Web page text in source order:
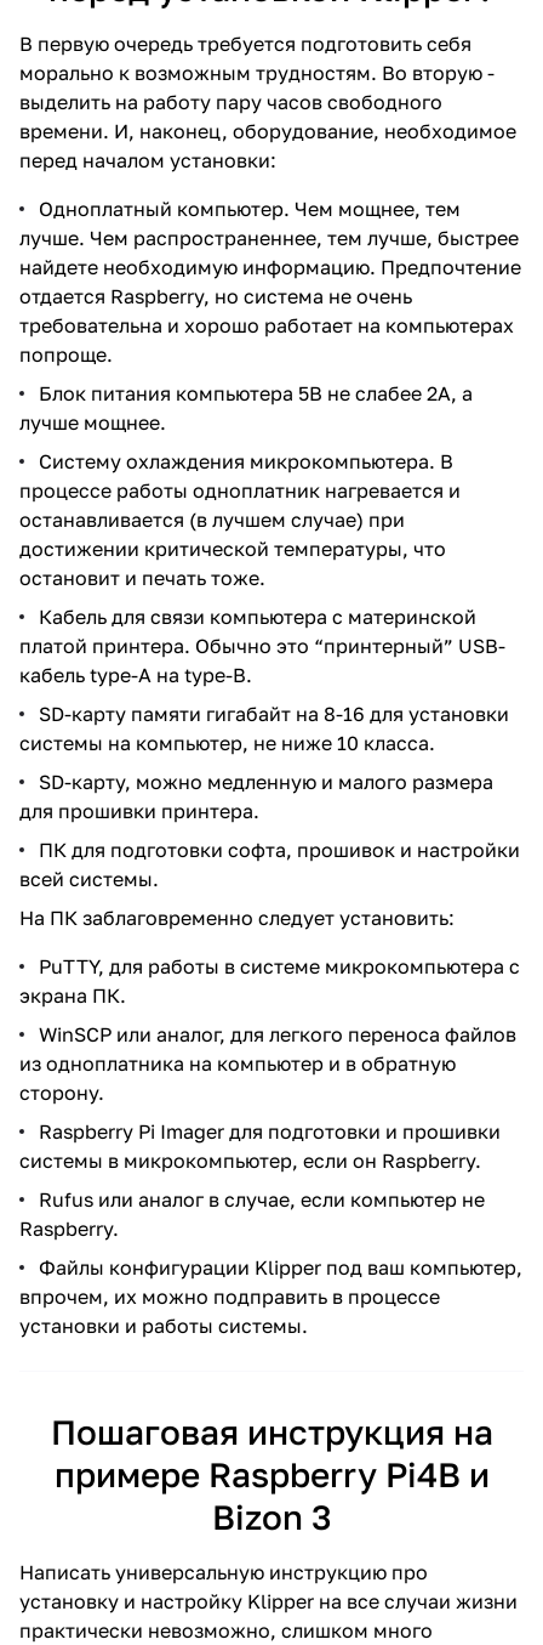
В первую очередь требуется подготовить себя
морально к возможным трудностям. Во вторую -
выделить на работу пару часов свободного
времени. И, наконец, оборудование, необходимое
перед началом установки:
Одноплатный компьютер. Чем мощнее, тем
лучше. Чем распространеннее, тем лучше, быстрее
найдете необходимую информацию. Предпочтение
отдается Raspberry, но система не очень
требовательна и хорошо работает на компьютерах
попроще.
Блок питания компьютера 5В не слабее 2А, а
лучше мощнее.
Систему охлаждения микрокомпьютера. В
процессе работы одноплатник нагревается и
останавливается (в лучшем случае) при
достижении критической температуры, что
остановит и печать тоже.
Кабель для связи компьютера с материнской
платой принтера. Обычно это “принтерный” USB-
кабель type-A на type-B.
SD-карту памяти гигабайт на 8-16 для установки
системы на компьютер, не ниже 10 класса.
SD-карту, можно медленную и малого размера
для прошивки принтера.
ПК для подготовки софта, прошивок и настройки
всей системы.
На ПК заблаговременно следует установить:
PuTTY, для работы в системе микрокомпьютера с
экрана ПК.
WinSCP или аналог, для легкого переноса файлов
из одноплатника на компьютер и в обратную
сторону.
Raspberry Pi Imager для подготовки и прошивки
системы в микрокомпьютер, если он Raspberry.
Rufus или аналог в случае, если компьютер не
Raspberry.
Файлы конфигурации Klipper под ваш компьютер,
впрочем, их можно подправить в процессе
установки и работы системы.
Пошаговая инструкция на
примере Raspberry Pi4B и
Bizon 3
Написать универсальную инструкцию про
установку и настройку Klipper на все случаи жизни
практически невозможно, слишком много